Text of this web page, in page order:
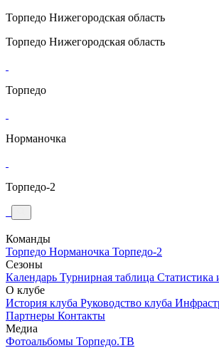
Торпедо Нижегородская область
Торпедо Нижегородская область
Торпедо
Норманочка
Торпедо-2
Команды
Торпедо Норманочка Торпедо-2
Сезоны
Календарь Турнирная таблица Статистика
О клубе
История клуба Руководство клуба
Партнеры Контакты
Медиа
Фотоальбомы Торпедо.ТВ